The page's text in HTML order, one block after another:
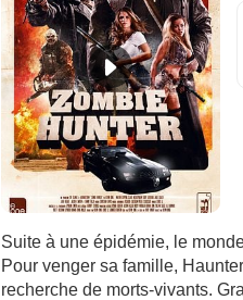
Suite à une épidémie, le
Pour venger sa famille,
recherche de morts-vivants.